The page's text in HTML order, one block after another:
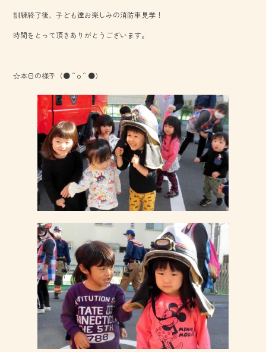
訓練終了後、子ども達お楽しみの消防車見学！
時間をとって頂きありがとうございます。
☆本日の様子（●＾o＾●）